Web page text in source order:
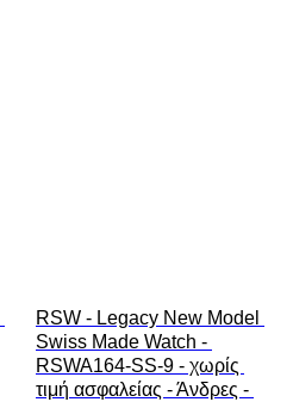
RSW - Legacy New Model
Swiss Made Watch -
RSWA164-SS-9 - χωρίς
τιμή ασφαλείας - Άνδρες -